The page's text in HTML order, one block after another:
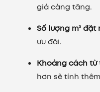
giá càng tăng.
Số lượng m³ đặt
ưu đãi.
Khoảng cách
hơn sẽ tính